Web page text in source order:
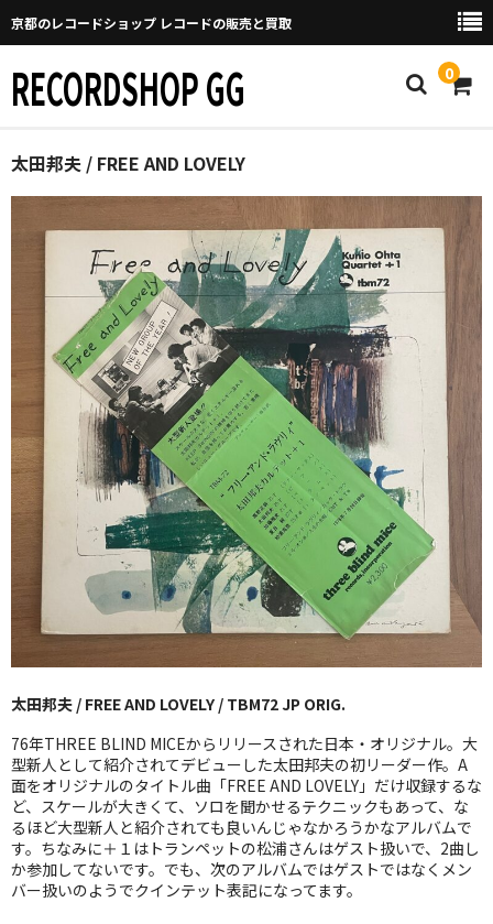
京都のレコードショップ レコードの販売と買取
RECORDSHOP GG 0
Home
マイページ
GGについて
買取について
取り置きなどについて
Categories
New Arrivals
GG RECORD （当店のレーベル）
全商品
JAZZ-US
BLUE NOTE
JAZZ-EU
JAZZ-JP
JAZZ-VOCAL
J-POP
ROCK
太田邦夫 / FREE AND LOVELY
太田邦夫 / FREE AND LOVELY / TBM72 JP ORIG.
76年THREE BLIND MICEからリリースされた日本・オリジナル。大
型新人として紹介されてデビューした太田邦夫の初リーダー作。A
面をオリジナルのタイトル曲「FREE AND LOVELY」だけ収録するな
ど、スケールが大きくて、ソロを聞かせるテクニックもあって、な
るほど大型新人と紹介されても良いんじゃなかろうかなアルバムで
す。ちなみに＋１はトランペットの松浦さんはゲスト扱いで、2曲し
か参加してないです。でも、次のアルバムではゲストではなくメン
バー扱いのようでクインテット表記になってます。